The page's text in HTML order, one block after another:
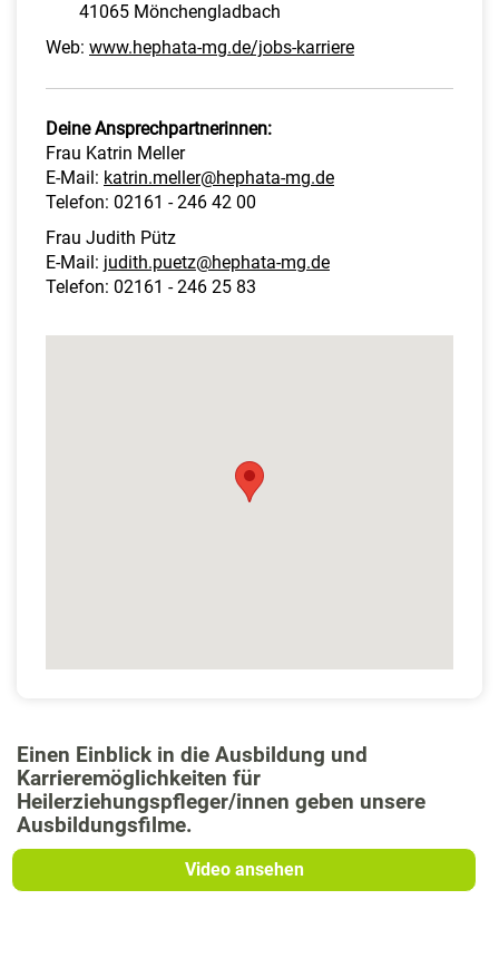
41065 Mönchengladbach
Web: www.hephata-mg.de/jobs-karriere
Deine Ansprechpartnerinnen:
Frau Katrin Meller
E-Mail: katrin.meller@hephata-mg.de
Telefon: 02161 - 246 42 00
Frau Judith Pütz
E-Mail: judith.puetz@hephata-mg.de
Telefon: 02161 - 246 25 83
Einen Einblick in die Ausbildung und
Karrieremöglichkeiten für
Heilerziehungspfleger/innen geben unsere
Ausbildungsfilme.
Video ansehen